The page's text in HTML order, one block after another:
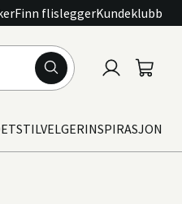
Finn flisleggerKundeklubb
STILVELGERINSPIRASJON